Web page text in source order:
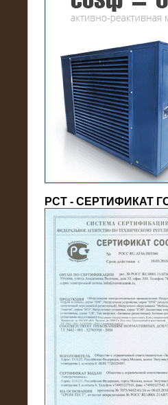
17.10.2016
Резистивный
нагрузочный модуль 5
(напряжение 6/10 кВ)
21.08.2016
На производственное
модули 20 МВт (0,4 кВ)
РСТ - СЕРТИФИКАТ